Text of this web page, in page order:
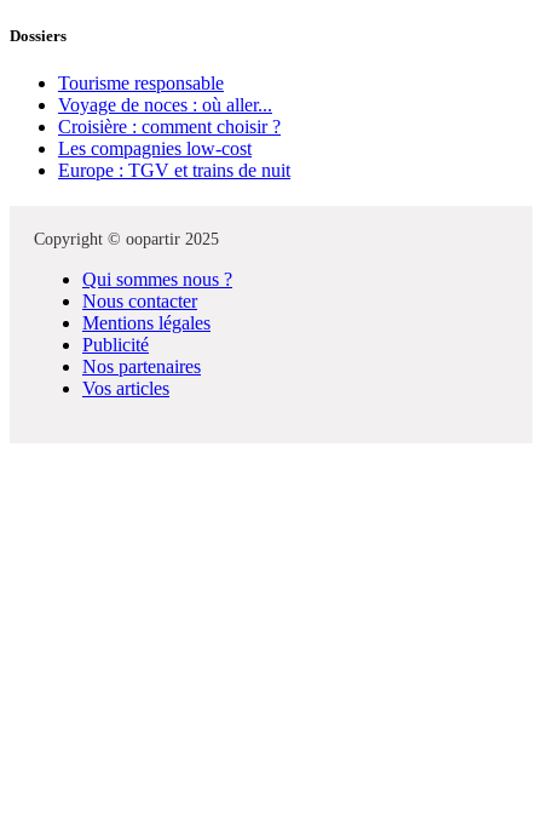
Dossiers
Tourisme responsable
Voyage de noces : où aller...
Croisière : comment choisir ?
Les compagnies low-cost
Europe : TGV et trains de nuit
Copyright © oopartir 2025
Qui sommes nous ?
Nous contacter
Mentions légales
Publicité
Nos partenaires
Vos articles